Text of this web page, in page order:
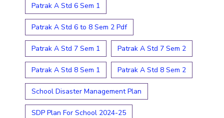
Patrak A Std 6 Sem 1
Patrak A Std 6 to 8 Sem 2 Pdf
Patrak A Std 7 Sem 1 Patrak A Std 7 Sem 2
Patrak A Std 8 Sem 1 Patrak A Std 8 Sem 2
School Disaster Management Plan
SDP Plan For School 2024-25